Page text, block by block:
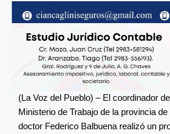
(La Voz del Pueblo) – El coordinador
Ministerio de Trabajo de la provincia
doctor Federico Balbuena realizó un